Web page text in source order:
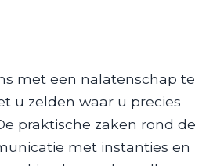
met een nalatenschap te
u zelden waar u precies
praktische zaken rond de
met instanties en